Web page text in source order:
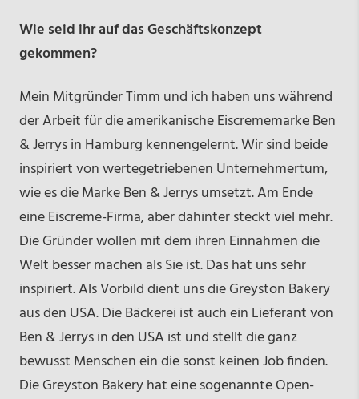
Wie seid ihr auf das Geschäftskonzept
gekommen?
Mein Mitgründer Timm und ich haben uns während
der Arbeit für die amerikanische Eiscrememarke Ben
& Jerrys in Hamburg kennengelernt. Wir sind beide
inspiriert von wertegetriebenen Unternehmertum,
wie es die Marke Ben & Jerrys umsetzt. Am Ende
eine Eiscreme-Firma, aber dahinter steckt viel mehr.
Die Gründer wollen mit dem ihren Einnahmen die
Welt besser machen als Sie ist. Das hat uns sehr
inspiriert. Als Vorbild dient uns die Greyston Bakery
aus den USA. Die Bäckerei ist auch ein Lieferant von
Ben & Jerrys in den USA ist und stellt die ganz
bewusst Menschen ein die sonst keinen Job finden.
Die Greyston Bakery hat eine sogenannte Open-